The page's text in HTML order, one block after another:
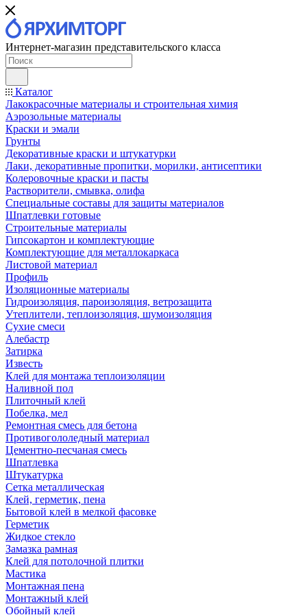
Интернет-магазин представительского класса
Каталог
Лакокрасочные материалы и строительная химия
Аэрозольные материалы
Краски и эмали
Грунты
Декоративные краски и штукатурки
Лаки, декоративные пропитки, морилки, антисептики
Колеровочные краски и пасты
Растворители, смывка, олифа
Специальные составы для защиты материалов
Шпатлевки готовые
Строительные материалы
Гипсокартон и комплектующие
Комплектующие для металлокаркаса
Листовой материал
Профиль
Изоляционные материалы
Гидроизоляция, пароизоляция, ветрозащита
Утеплители, теплоизоляция, шумоизоляция
Сухие смеси
Алебастр
Затирка
Известь
Клей для монтажа теплоизоляции
Наливной пол
Плиточный клей
Побелка, мел
Ремонтная смесь для бетона
Противогололедный материал
Цементно-песчаная смесь
Шпатлевка
Штукатурка
Сетка металлическая
Клей, герметик, пена
Бытовой клей в мелкой фасовке
Герметик
Жидкое стекло
Замазка рамная
Клей для потолочной плитки
Мастика
Монтажная пена
Монтажный клей
Обойный клей